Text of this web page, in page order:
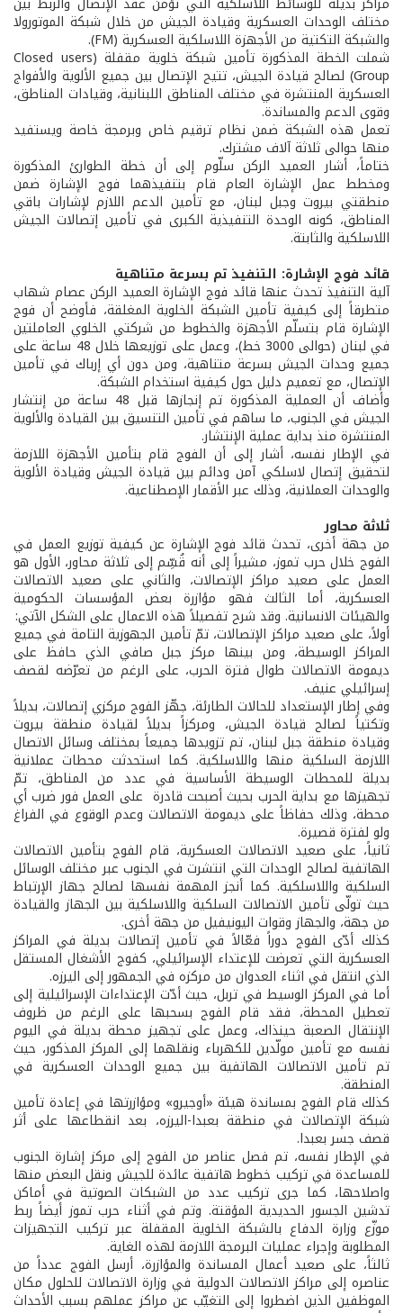
مختلف الوحدات العسكرية وقيادة الجيش من خلال شبكة الموتورولا
والشبكة التكتية من الأجهزة اللاسلكية العسكرية (FM).
شملت الخطة المذكورة تأمين شبكة خلوية مقفلة (Closed users
Group) لصالح قيادة الجيش، تتيح الإتصال بين جميع الألوية والأفواج
العسكرية المنتشرة في مختلف المناطق اللبنانية، وقيادات المناطق،
وقوى الدعم والمساندة.
تعمل هذه الشبكة ضمن نظام ترقيم خاص وبرمجة خاصة ويستفيد
منها حوالى ثلاثة آلاف مشترك.
ختاماً، أشار العميد الركن سلّوم إلى أن خطة الطوارئ المذكورة
ومخطط عمل الإشارة العام قام بتنفيذهما فوج الإشارة ضمن
منطقتي بيروت وجبل لبنان، مع تأمين الدعم اللازم لإشارات باقي
المناطق، كونه الوحدة التنفيذية الكبرى في تأمين إتصالات الجيش
اللاسلكية والثابتة.
قائد فوج الإشارة: التنفيذ تم بسرعة متناهية
آلية التنفيذ تحدث عنها قائد فوج الإشارة العميد الركن عصام شهاب
متطرقاً إلى كيفية تأمين الشبكة الخلوية المغلقة، فأوضح أن فوج
الإشارة قام بتسلّم الأجهزة والخطوط من شركتي الخلوي العاملتين
في لبنان (حوالى 3000 خط)، وعمل على توزيعها خلال 48 ساعة على
جميع وحدات الجيش بسرعة متناهية، ومن دون أي إرباك في تأمين
الإتصال، مع تعميم دليل حول كيفية استخدام الشبكة.
وأضاف أن العملية المذكورة تم إنجازها قبل 48 ساعة من إنتشار
الجيش في الجنوب، ما ساهم في تأمين التنسيق بين القيادة والألوية
المنتشرة منذ بداية عملية الإنتشار.
في الإطار نفسه، أشار إلى أن الفوج قام بتأمين الأجهزة اللازمة
لتحقيق إتصال لاسلكي آمن ودائم بين قيادة الجيش وقيادة الألوية
والوحدات العملانية، وذلك عبر الأقمار الإصطناعية.
ثلاثة محاور
من جهة أخرى، تحدث قائد فوج الإشارة عن كيفية توزيع العمل في
الفوج خلال حرب تموز، مشيراً إلى أنه قُسِّم إلى ثلاثة محاور، الأول هو
العمل على صعيد مراكز الإتصالات، والثاني على صعيد الاتصالات
العسكرية، أما الثالث فهو مؤازرة بعض المؤسسات الحكومية
والهيئات الانسانية. وقد شرح تفصيلاً هذه الاعمال على الشكل الآتي:
أولاً، على صعيد مراكز الإتصالات، تمّ تأمين الجهوزية التامة في جميع
المراكز الوسيطة، ومن بينها مركز جبل صافي الذي حافظ على
ديمومة الاتصالات طوال فترة الحرب، على الرغم من تعرّضه لقصف
إسرائيلي عنيف.
وفي إطار الإستعداد للحالات الطارئة، جهّز الفوج مركزي إتصالات، بديلاً
وتكتياً لصالح قيادة الجيش، ومركزاً بديلاً لقيادة منطقة بيروت
وقيادة منطقة جبل لبنان، تم تزويدها جميعاً بمختلف وسائل الاتصال
اللازمة السلكية منها واللاسلكية. كما استحدثت محطات عملانية
بديلة للمحطات الوسيطة الأساسية في عدد من المناطق، تمّ
تجهيزها مع بداية الحرب بحيث أصبحت قادرة على العمل فور ضرب أي
محطة، وذلك حفاظاً على ديمومة الاتصالات وعدم الوقوع في الفراغ
ولو لفترة قصيرة.
ثانياً، على صعيد الاتصالات العسكرية، قام الفوج بتأمين الاتصالات
الهاتفية لصالح الوحدات التي انتشرت في الجنوب عبر مختلف الوسائل
السلكية واللاسلكية. كما أنجز المهمة نفسها لصالح جهاز الإرتباط
حيث تولّى تأمين الاتصالات السلكية واللاسلكية بين الجهاز والقيادة
من جهة، والجهاز وقوات اليونيفيل من جهة أخرى.
كذلك أدّى الفوج دوراً فعّالاً في تأمين إتصالات بديلة في المراكز
العسكرية التي تعرضت للإعتداء الإسرائيلي، كفوج الأشغال المستقل
الذي انتقل في اثناء العدوان من مركزه في الجمهور إلى اليرزه.
أما في المركز الوسيط في تربل، حيث أدّت الإعتداءات الإسرائيلية إلى
تعطيل المحطة، فقد قام الفوج بسحبها على الرغم من ظروف
الإنتقال الصعبة حينذاك، وعمل على تجهيز محطة بديلة في اليوم
نفسه مع تأمين مولّدين للكهرباء ونقلهما إلى المركز المذكور، حيث
تم تأمين الاتصالات الهاتفية بين جميع الوحدات العسكرية في
المنطقة.
كذلك قام الفوج بمساندة هيئة «أوجيرو» ومؤازرتها في إعادة تأمين
شبكة الإتصالات في منطقة بعبدا-اليرزه، بعد انقطاعها على أثر
قصف جسر بعبدا.
في الإطار نفسه، تم فصل عناصر من الفوج إلى مركز إشارة الجنوب
للمساعدة في تركيب خطوط هاتفية عائدة للجيش ونقل البعض منها
واصلاحها، كما جرى تركيب عدد من الشبكات الصوتية في أماكن
تدشين الجسور الحديدية المؤقتة. وتم في أثناء حرب تموز أيضاً ربط
موزّع وزارة الدفاع بالشبكة الخلوية المقفلة عبر تركيب التجهيزات
المطلوبة وإجراء عمليات البرمجة اللازمة لهذه الغاية.
ثالثاً، على صعيد أعمال المساندة والمؤازرة، أرسل الفوج عدداً من
عناصره إلى مراكز الاتصالات الدولية في وزارة الاتصالات للحلول مكان
الموظفين الذين اضطروا إلى التغيّب عن مراكز عملهم بسبب الأحداث